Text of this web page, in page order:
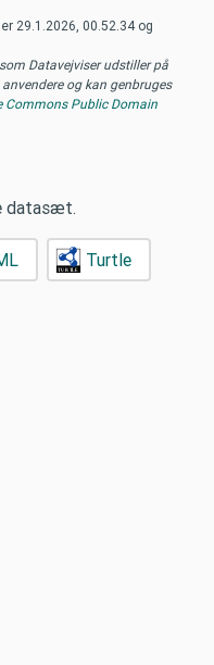
29.1.2026, 00.52.34og
Datavejviser udstiller på
og kan genbruges
Commons Public Domain
datasæt.
Turtle